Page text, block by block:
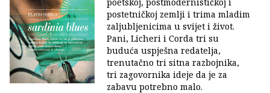
postetničkoj zemlji i trima mladim
zaljubljenicima u svijet i život.
Pani, Licheri i Corda tri su
buduća uspješna redatelja,
trenutačno tri sitna razbojnika,
tri zagovornika ideje da je za
zabavu potrebno malo.